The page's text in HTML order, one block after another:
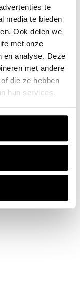
te
media te bieden
Ook delen we
met onze
en analyse. Deze
met andere
die ze hebben
hun services.
occurred while
for more